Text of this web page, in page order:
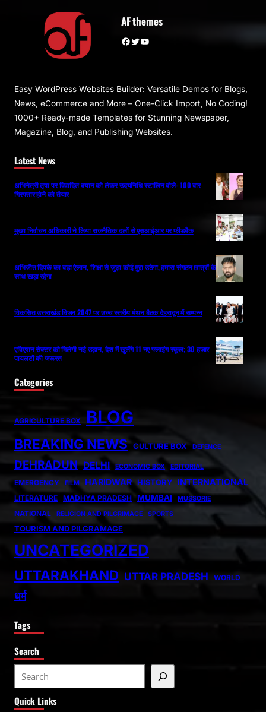
AF themes
Facebook Twitter YouTube
Easy WordPress Websites Builder: Versatile Demos for Blogs,
News, eCommerce and More – One-Click Import, No Coding!
1000+ Ready-made Templates for Stunning Newspaper,
Magazine, Blog, and Publishing Websites.
Latest News
अभिनेत्री तृषा पर विवादित बयान को लेकर उदयनिधि स्टालिन बोले- 100 बार
गिरफ्तार होने को तैयार
मुख्य निर्वाचन अधिकारी ने लिया राजनैतिक दलों से एसआईआर पर फीडबैक
अभिजीत दिपके का बड़ा ऐलान, शिक्षा से जुड़ा कोई मुद्दा उठेगा, हमारा संगठन छात्रों के
साथ खड़ा रहेगा
विकसित उत्तराखंड विजन 2047 पर उच्च स्तरीय मंथन बैठक देहरादून में सम्पन्न
एविएशन सेक्टर को मिलेगी नई उड़ान, देश में खुलेंगे 11 नए फ्लाइंग स्कूल; 30 हजार
पायलटों की जरूरत
Categories
AGRICULTURE BOX BLOG
BREAKING NEWS CULTURE BOX DEFENCE
DEHRADUN DELHI ECONOMIC BOX EDITORIAL
EMERGENCY FILM HARIDWAR HISTORY INTERNATIONAL
LITERATURE MADHYA PRADESH MUMBAI MUSSORIE
NATIONAL RELIGION AND PILGRIMAGE SPORTS
TOURISM AND PILGRAMAGE
UNCATEGORIZED
UTTARAKHAND UTTAR PRADESH WORLD
धर्म
Tags
Search
e
a
Quick Links